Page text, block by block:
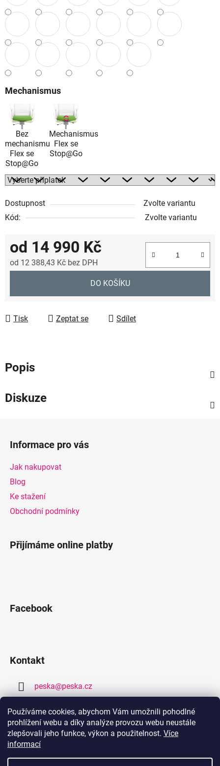
Používáme cookies, abychom Vám umožnili pohodlné
prohlížení webu a díky analýze provozu webu neustále
zlepšovali jeho funkce, výkon a použitelnost. Více
informací
Mechanismus
Bez
mechanismu
Flex se
Stop@Go
Mechanismus
Flex se
Stop@Go
Dostupnost
Zvolte variantu
Kód:
Zvolte variantu
od 14 990 Kč
od 12 388,43 Kč bez DPH
DO KOŠÍKU
Tisk Zeptat se Sdílet
Popis
Diskuze
Informace pro vás
Jak nakupovat
Blog
Ke stažení
Obchodní podmínky
Přijímáme online platby
Facebook
Kontakt
peska@peska.cz
377 259 632
778 459 632